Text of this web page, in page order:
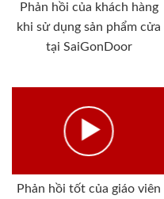
Phản hồi của khách hàng
khi sử dụng sản phẩm cửa
tại SaiGonDoor
Phản hồi tốt của giáo viên